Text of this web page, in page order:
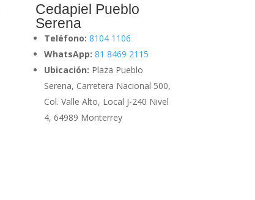
Cedapiel Pueblo
Serena
Teléfono:8104 1106
WhatsApp:81 8469 2115
Ubicación: Plaza Pueblo
Serena, Carretera Nacional 500,
Col. Valle Alto, Local J-240 Nivel
4, 64989 Monterrey